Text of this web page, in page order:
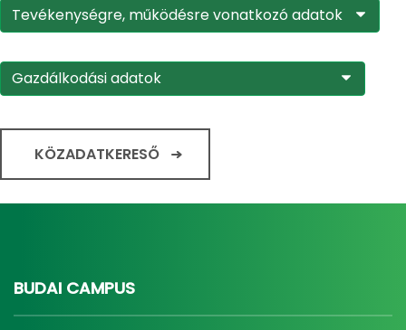
Tevékenységre, működésre vonatkozó adatok
Gazdálkodási adatok
KÖZADATKERESŐ
BUDAI CAMPUS